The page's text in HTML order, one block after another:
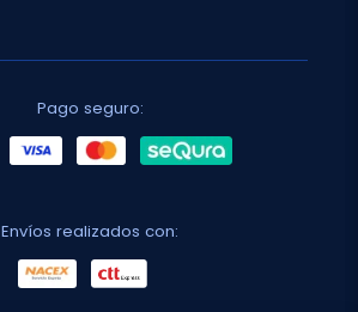
Pago seguro:
Envíos realizados con: